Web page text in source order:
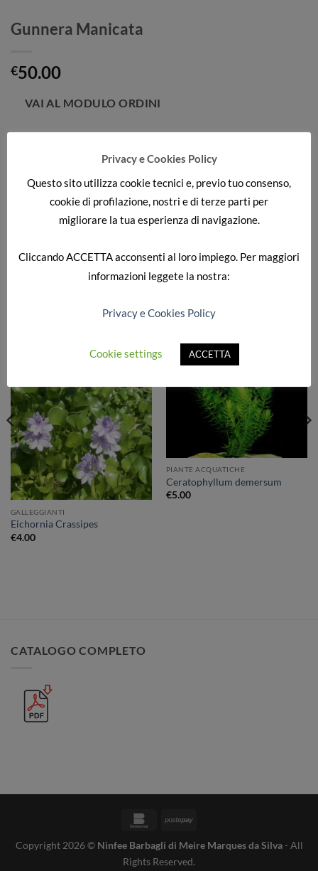
Gunnera Manicata
€50.00
Per la zona Umida PIANTE ACQUATICHE
PRODOTTI CORRELATI
dei
desideri
GALLEGGIANTI
Eichornia Crassipes
€4.00
dei
desideri
PIANTE ACQUATICHE
Ceratophyllum demersum
€5.00
CATALOGO COMPLETO
BankomatPostepay
Copyright 2026 © Ninfee Barbagli di Meire Marques da Silva- All
Rights Reserved.
Privacy e Cookies Policy
Questo sito utilizza cookie tecnici e, previo tuo consenso,
cookie di profilazione, nostri e di terze parti per
migliorare la tua esperienza di navigazione.
CliccandoACCETTAacconsenti al loro impiego. Per maggiori
informazioni leggete la nostra:
Privacy e Cookies Policy
Cookie settings ACCETTA